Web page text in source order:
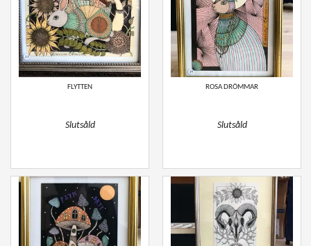
FLYTTEN
Slutsåld
ROSA DRÖMMAR
Slutsåld